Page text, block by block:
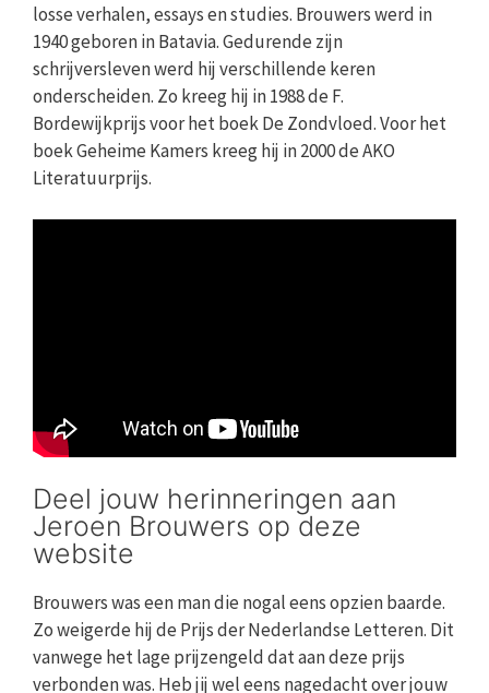
losse verhalen, essays en studies. Brouwers werd in
1940 geboren in Batavia. Gedurende zijn
schrijversleven werd hij verschillende keren
onderscheiden. Zo kreeg hij in 1988 de F.
Bordewijkprijs voor het boek De Zondvloed. Voor het
boek Geheime Kamers kreeg hij in 2000 de AKO
Literatuurprijs.
Deel jouw herinneringen aan
Jeroen Brouwers op deze
website
Brouwers was een man die nogal eens opzien baarde.
Zo weigerde hij de Prijs der Nederlandse Letteren. Dit
vanwege het lage prijzengeld dat aan deze prijs
verbonden was. Heb jij wel eens nagedacht over jouw